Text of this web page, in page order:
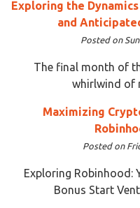
Exploring the
and
Posted on
The final month of
whirlwind of
Maximizing
Posted on
Exploring Robinhood:
Bonus Start